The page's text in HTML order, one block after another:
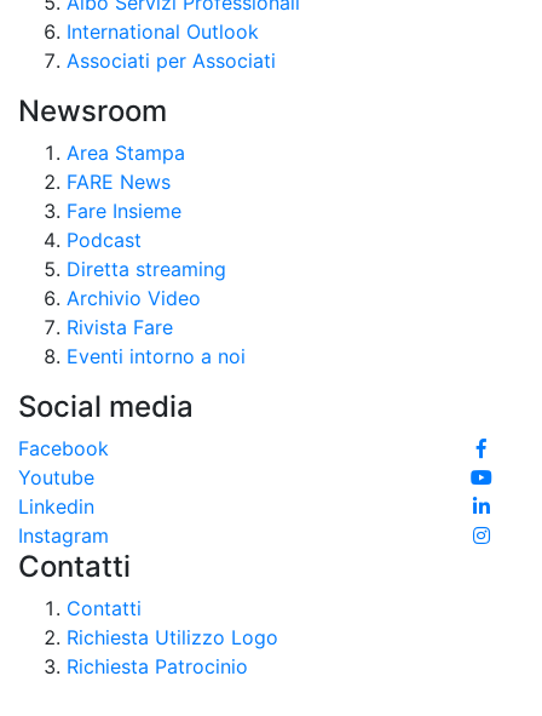
International Outlook
Associati per Associati
Newsroom
Area Stampa
FARE News
Fare Insieme
Podcast
Diretta streaming
Archivio Video
Rivista Fare
Eventi intorno a noi
Social media
Facebook
Youtube
Linkedin
Instagram
Contatti
Contatti
Richiesta Utilizzo Logo
Richiesta Patrocinio